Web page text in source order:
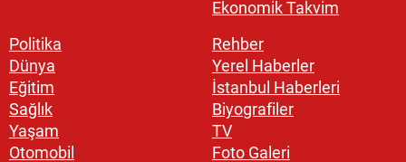
Ekonomik Takvim
Politika
Dünya
Eğitim
Sağlık
Yaşam
Otomobil
Rehber
Yerel Haberler
İstanbul Haberleri
Biyografiler
TV
Foto Galeri